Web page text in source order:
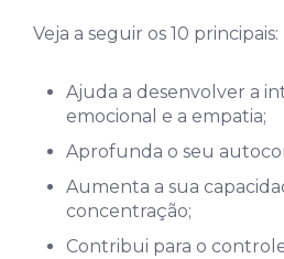
Veja a seguir os 10 principais:
Ajuda a desenvolver a
emocional e a empatia;
Aprofunda o seu
Aumenta a sua
concentração;
Contribui para o